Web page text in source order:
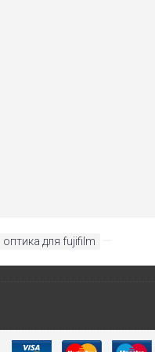
оптика для fujifilm